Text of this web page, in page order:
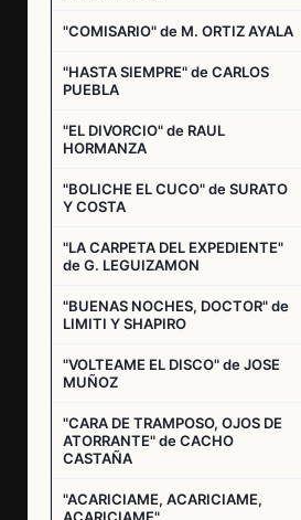
"COMISARIO" de M. ORTIZ AYALA
"HASTA SIEMPRE" de CARLOS
PUEBLA
"EL DIVORCIO" de RAUL
HORMANZA
"BOLICHE EL CUCO" de SURATO
Y COSTA
"LA CARPETA DEL EXPEDIENTE"
de G. LEGUIZAMON
"BUENAS NOCHES, DOCTOR" de
LIMITI Y SHAPIRO
"VOLTEAME EL DISCO" de JOSE
MUÑOZ
"CARA DE TRAMPOSO, OJOS DE
ATORRANTE" de CACHO
CASTAÑA
"ACARICIAME, ACARICIAME,